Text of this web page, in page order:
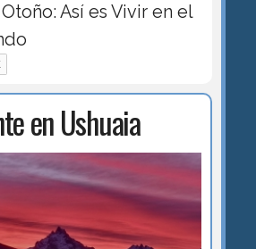
Así es Vivir en el
en Ushuaia